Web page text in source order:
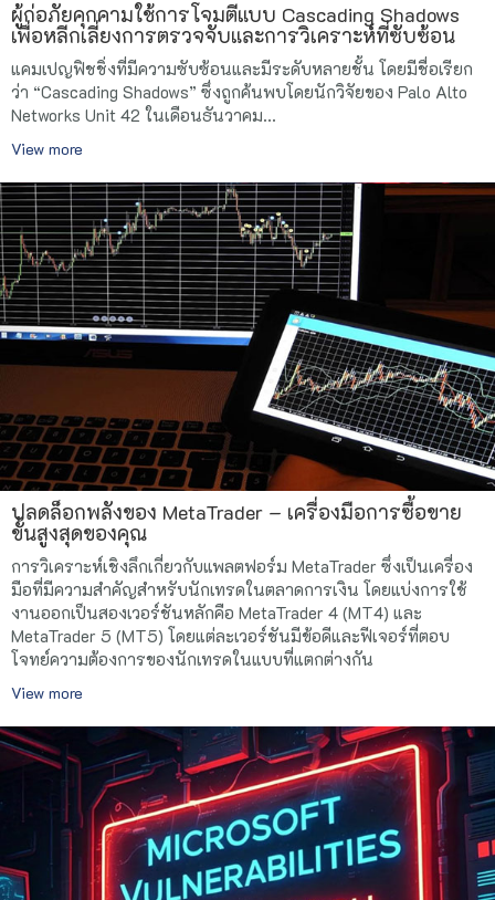
ผู้ก่อภัยคุกคามใช้การโจมตีแบบ Cascading Shadows
เพื่อหลีกเลี่ยงการตรวจจับและการวิเคราะห์ที่ซับซ้อน
แคมเปญฟิชชิ่งที่มีความซับซ้อนและมีระดับหลายชั้น โดยมีชื่อเรียก
ว่า “Cascading Shadows” ซึ่งถูกค้นพบโดยนักวิจัยของ Palo Alto
Networks Unit 42 ในเดือนธันวาคม...
View more
ปลดล็อกพลังของ MetaTrader – เครื่องมือการซื้อขาย
ขั้นสูงสุดของคุณ
การวิเคราะห์เชิงลึกเกี่ยวกับแพลตฟอร์ม MetaTrader ซึ่งเป็นเครื่อง
มือที่มีความสำคัญสำหรับนักเทรดในตลาดการเงิน โดยแบ่งการใช้
งานออกเป็นสองเวอร์ชันหลักคือ MetaTrader 4 (MT4) และ
MetaTrader 5 (MT5) โดยแต่ละเวอร์ชันมีข้อดีและฟีเจอร์ที่ตอบ
โจทย์ความต้องการของนักเทรดในแบบที่แตกต่างกัน
View more